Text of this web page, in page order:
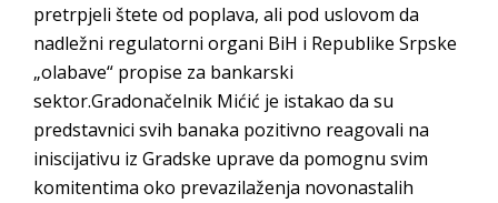
pretrpjeli štete od poplava, ali pod uslovom da
nadležni regulatorni organi BiH i Republike Srpske
„olabave“ propise za bankarski
sektor.Gradonačelnik Mićić je istakao da su
predstavnici svih banaka pozitivno reagovali na
iniscijativu iz Gradske uprave da pomognu svim
komitentima oko prevazilaženja novonastalih